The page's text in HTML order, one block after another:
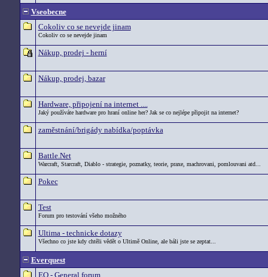
Vseobecne
Cokoliv co se nevejde jinam
Cokoliv co se nevejde jinam
Nákup, prodej - herní
Nákup, prodej, bazar
Hardware, připojení na internet ....
Jaký používáte hardware pro hraní online her? Jak se co nejlépe připojit na internet?
zaměstnání/brigády nabídka/poptávka
Battle.Net
Warcraft, Starcraft, Diablo - strategie, poznatky, teorie, praxe, machrovani, pomlouvani atd...
Pokec
Test
Forum pro testování všeho možného
Ultima - technicke dotazy
Všechno co jste kdy chtěli vědět o Ultimě Online, ale báli jste se zeptat...
Everquest
EQ - General forum